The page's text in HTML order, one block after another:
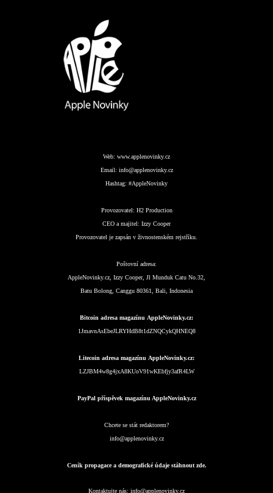
Web: www.applenovinky.cz
Email: info@applenovinky.cz
Hashtag: #AppleNovinky
Provozovatel: H2 Production
CEO a majitel: Izzy Cooper
Provozovatel je zapsán v živnostenském rejstříku.
Poštovní adresa:
AppleNovinky.cz, Izzy Cooper, Jl Munduk Catu No.32,
Batu Bolong, Canggu 80361, Bali, Indonesia
Bitcoin adresa magazínu AppleNovinky.cz:
1JmavnAsEbeJLRYHdB8t1dZNQCykQHNEQ8
Litecoin adresa magazínu AppleNovinky.cz:
LZJBM4w8g4jxA8KUoV91wKEbfjy3afR4LW
PayPal příspěvek magazínu AppleNovinky.cz
Chcete se stát redaktorem?
info@applenovinky.cz
Ceník propagace a demografické údaje stáhnout zde.
Kontaktujte nás: info@applenovinky.cz